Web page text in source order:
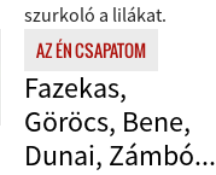
szurkoló a lilákat.
AZ ÉN CSAPATOM
Fazekas,
Göröcs, Bene,
Dunai, Zámbó...